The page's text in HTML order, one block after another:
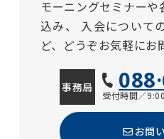
モーニングセミナー
込み、
入会について
ど、どうぞお気軽にお
事務局
受付時間／9:00
お問